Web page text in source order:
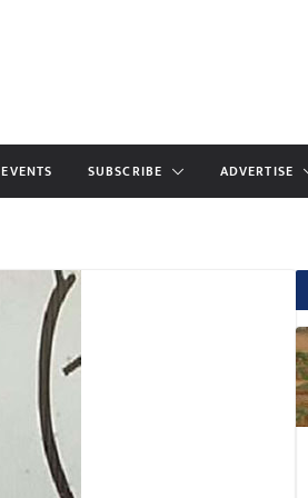
EVENTS SUBSCRIBE ADVERTISE